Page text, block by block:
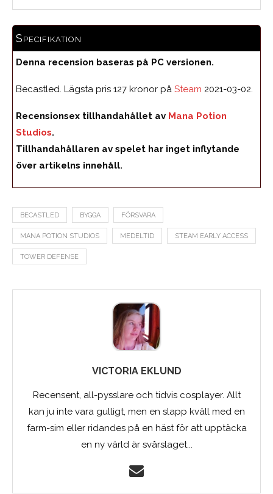
Specifikation
Denna recension baseras på PC versionen.
Becastled. Lägsta pris 127 kronor på Steam 2021-03-02.
Recensionsex tillhandahållet av Mana Potion
Studios.
Tillhandahållaren av spelet har inget inflytande
över artikelns innehåll.
BECASTLED BYGGA FÖRSVARA
MANA POTION STUDIOS MEDELTID STEAM EARLY ACCESS
TOWER DEFENSE
VICTORIA EKLUND
Recensent, all-pysslare och tidvis cosplayer. Allt
kan ju inte vara gulligt, men en slapp kväll med en
farm-sim eller ridandes på en häst för att upptäcka
en ny värld är svårslaget...